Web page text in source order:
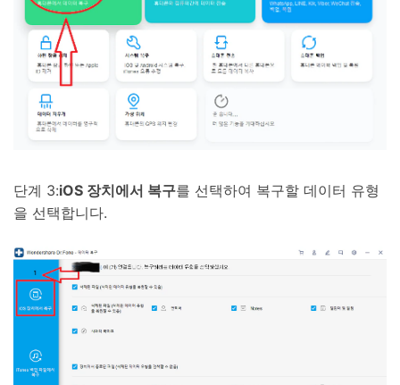
단계 3:iOS 장치에서 복구를 선택하여 복구할 데이터 유형
을 선택합니다.